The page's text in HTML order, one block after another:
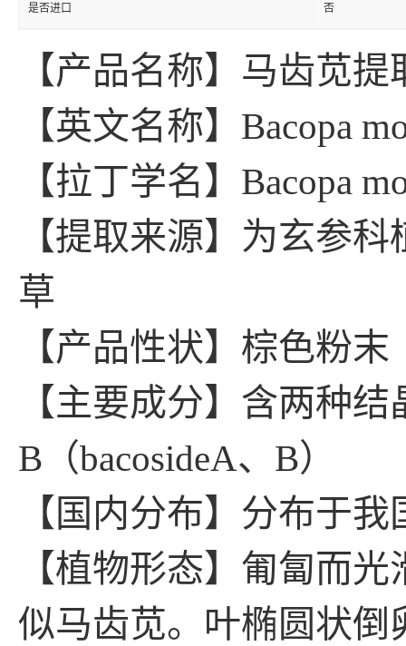
是否进口 否
【产品名称】马齿苋提
【英文名称】Bacopa
【拉丁学名】Bacopa
【提取来源】为玄参
草
【产品性状】棕色粉末
【主要成分】含两种
B（bacosideA、B）
【国内分布】分布于
【植物形态】匍匐而
似马齿苋。叶椭圆状倒